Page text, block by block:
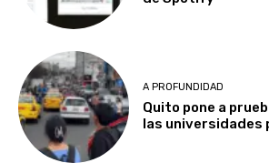
A PROFUNDIDAD
Quito pone a
las universidades